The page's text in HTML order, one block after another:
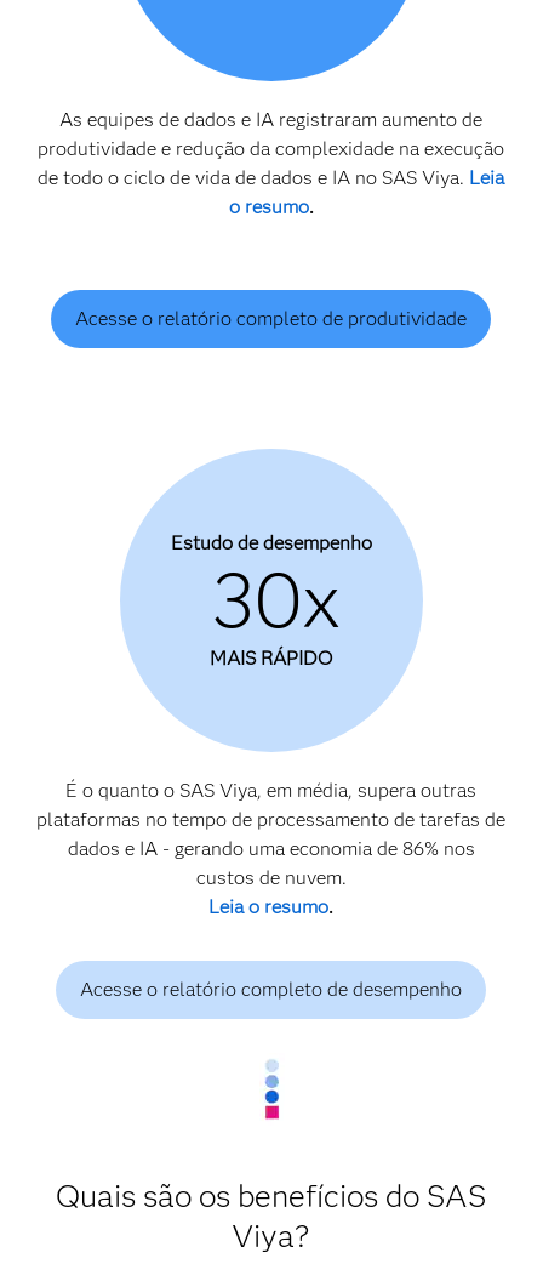
As equipes de dados e IA registraram aumento de
produtividade e redução da complexidade na execução
de todo o ciclo de vida de dados e IA no SAS Viya. Leia
o resumo.
Acesse o relatório completo de produtividade
Estudo de desempenho
30x
MAIS RÁPIDO
É o quanto o SAS Viya, em média, supera outras
plataformas no tempo de processamento de tarefas de
dados e IA - gerando uma economia de 86% nos
custos de nuvem.
Leia o resumo.
Acesse o relatório completo de desempenho
Quais são os benefícios do SAS
Viya?